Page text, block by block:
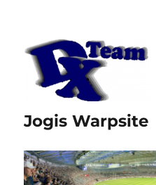
Jogis Warpsite